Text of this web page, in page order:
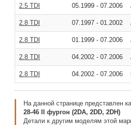
2.5 TDI 05.1999 - 07.2006
2.8 TDI 07.1997 - 01.2002
2.8 TDI 01.1999 - 07.2006
2.8 TDI 04.2002 - 07.2006
2.8 TDI 04.2002 - 07.2006
На данной странице представлен
28-46 II фургон (2DA, 2DD, 2DH)
Детали к другим моделям этой